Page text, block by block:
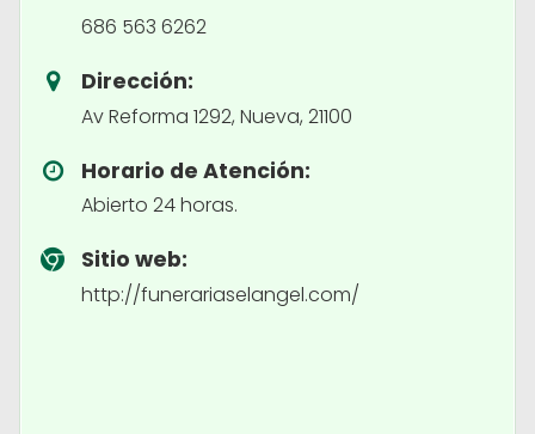
686 563 6262
Dirección:
Av Reforma 1292, Nueva, 21100
Horario de Atención:
Abierto 24 horas.
Sitio web:
http://funerariaselangel.com/